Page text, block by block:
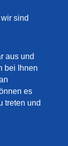
sind
aus und
bei Ihnen
es
treten und